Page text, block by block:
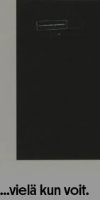
…vielä kun voit.